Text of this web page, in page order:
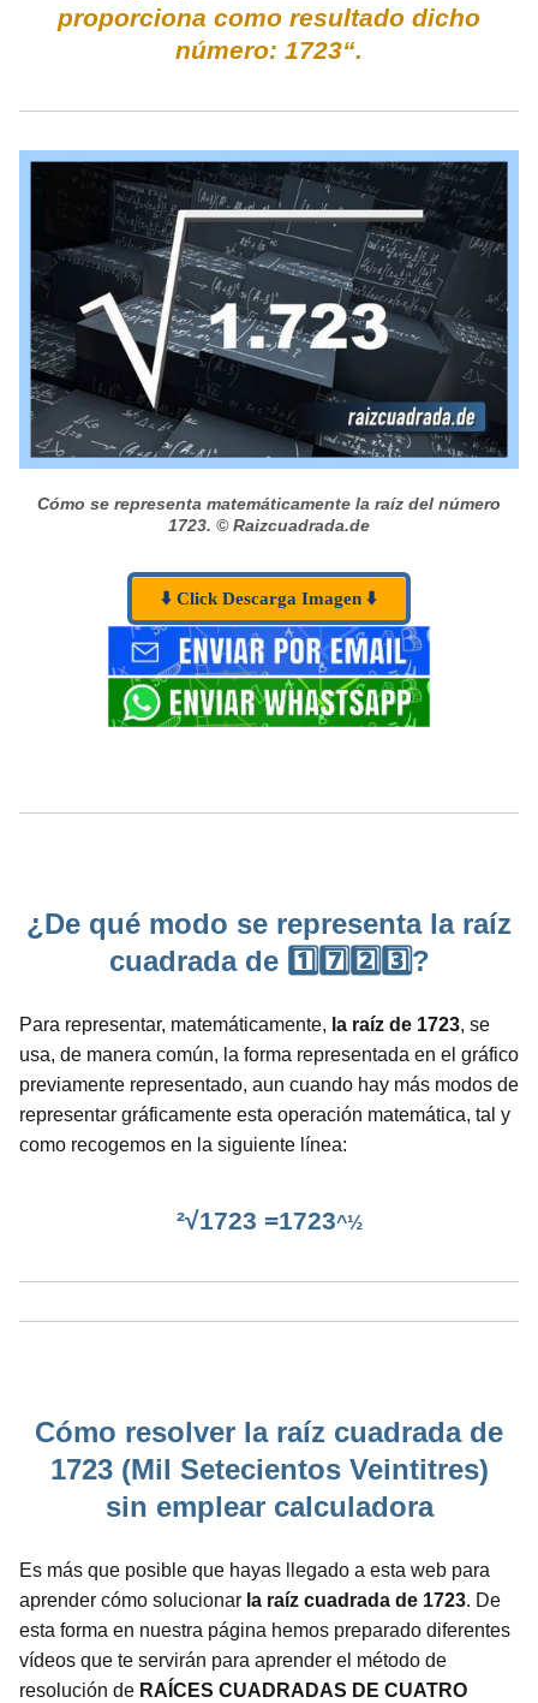
proporciona como resultado dicho
número: 1723“.
Cómo se representa matemáticamente la raíz del número
1723. © Raizcuadrada.de
⬇️ Click Descarga Imagen ⬇️
¿De qué modo se representa la raíz
cuadrada de 1️⃣7️⃣2️⃣3️⃣?
Para representar, matemáticamente, la raíz de 1723, se
usa, de manera común, la forma representada en el gráfico
previamente representado, aun cuando hay más modos de
representar gráficamente esta operación matemática, tal y
como recogemos en la siguiente línea:
²√1723 =1723^½
Cómo resolver la raíz cuadrada de
1723 (Mil Setecientos Veintitres)
sin emplear calculadora
Es más que posible que hayas llegado a esta web para
aprender cómo solucionar la raíz cuadrada de 1723. De
esta forma en nuestra página hemos preparado diferentes
vídeos que te servirán para aprender el método de
resolución de RAÍCES CUADRADAS DE CUATRO